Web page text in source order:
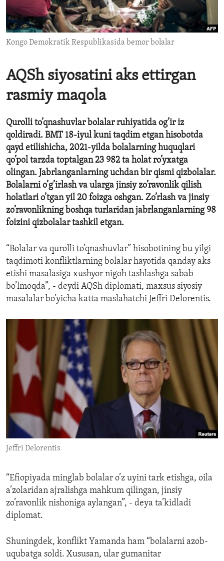
ENVIRONMENT AND HEALTH
IDEALS AND INSTITUTIONS
Kongo Demokratik Respublikasida bemor bolalar
AQSh siyosatini aks ettirgan
rasmiy maqola
Qurolli to’qnashuvlar bolalar ruhiyatida og’ir iz
qoldiradi. BMT 18-iyul kuni taqdim etgan hisobotda
qayd etilishicha, 2021-yilda bolalarning huquqlari
qo’pol tarzda toptalgan 23 982 ta holat ro’yxatga
olingan. Jabrlanganlarning uchdan bir qismi qizbolalar.
Bolalarni o’g’irlash va ularga jinsiy zo’ravonlik qilish
holatlari o’tgan yil 20 foizga oshgan. Zo’rlash va jinsiy
zo’ravonlikning boshqa turlaridan jabrlanganlarning 98
foizini qizbolalar tashkil etgan.
“Bolalar va qurolli to’qnashuvlar” hisobotining bu yilgi
taqdimoti konfliktlarning bolalar hayotida qanday aks
etishi masalasiga xushyor nigoh tashlashga sabab
bo’lmoqda”, - deydi AQSh diplomati, maxsus siyosiy
masalalar bo’yicha katta maslahatchi Jeffri Delorentis.
Jeffri Delorentis
“Efiopiyada minglab bolalar o’z uyini tark etishga, oila
a’zolaridan ajralishga mahkum qilingan, jinsiy
zo’ravonlik nishoniga aylangan”, - deya ta’kidladi
diplomat.
Shuningdek, konflikt Yamanda ham “bolalarni azob-
uqubatga soldi. Xususan, ular gumanitar